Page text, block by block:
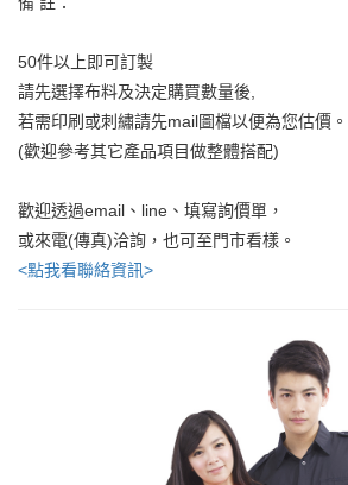
50件以上即可訂製
請先選擇布料及決定購買數量後,
若需印刷或刺繡請先mail圖檔以便為您估價。
(歡迎參考其它產品項目做整體搭配)
歡迎透過email、line、填寫詢價單，
或來電(傳真)洽詢，也可至門市看樣。
<點我看聯絡資訊>